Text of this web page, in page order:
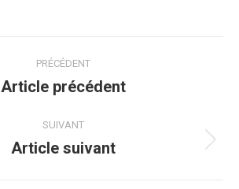
PRÉCÉDENT
Article précédent
SUIVANT
Article suivant